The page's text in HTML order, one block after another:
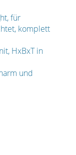
für
komplett
HxBxT in
und